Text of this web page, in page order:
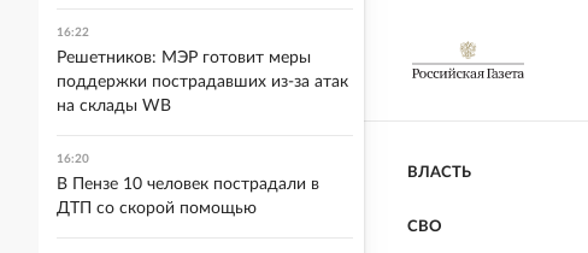
ВЛАСТЬ
СВО
16:22
Решетников: МЭР готовит меры
поддержки пострадавших из-за атак
на склады WB
16:20
В Пензе 10 человек пострадали в
ДТП со скорой помощью